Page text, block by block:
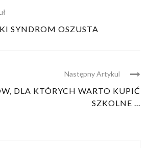
SYNDROM OSZUSTA
Następny Artykul
DLA KTÓRYCH WARTO KUPIĆ
SZKOLNE ...